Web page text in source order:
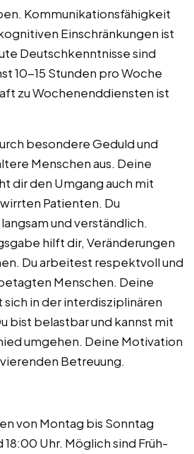
Kommunikationsfähigkeit
Einschränkungen ist
Deutschkenntnisse sind
10-15 Stunden pro Woche
zu Wochenenddiensten ist
besondere Geduld und
Menschen aus. Deine
dir den Umgang auch mit
Patienten. Du
und verständlich.
hilft dir, Veränderungen
Du arbeitest respektvoll und
Menschen. Deine
in der interdisziplinären
bist belastbar und kannst mit
umgehen. Deine Motivation
Betreuung.
von Montag bis Sonntag
Uhr. Möglich sind Früh-